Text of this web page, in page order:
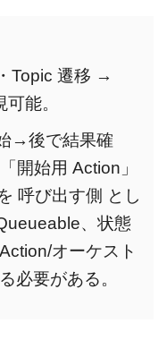
Topic 遷移 →
能。
→後で結果確
開始用 Action」
呼び出す側 とし
、状態
オーケスト
必要がある。